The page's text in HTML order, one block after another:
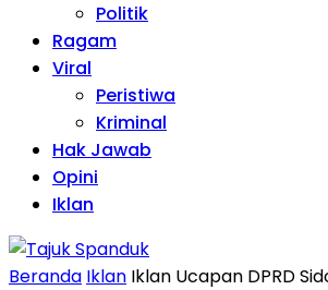
Politik
Ragam
Viral
Peristiwa
Kriminal
Hak Jawab
Opini
Iklan
Beranda Iklan Iklan Ucapan DPRD